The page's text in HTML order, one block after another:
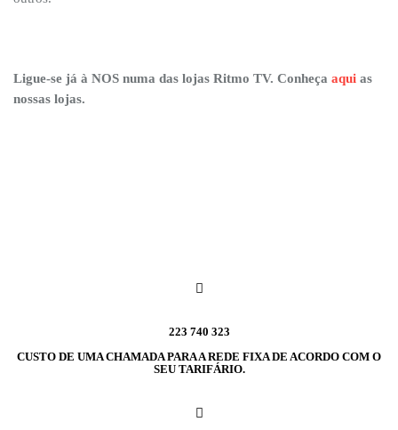
Ligue-se já à NOS numa das lojas Ritmo TV. Conheça aqui as
nossas lojas.
223 740 323
CUSTO DE UMA CHAMADA PARA A REDE FIXA DE ACORDO COM O
SEU TARIFÁRIO.